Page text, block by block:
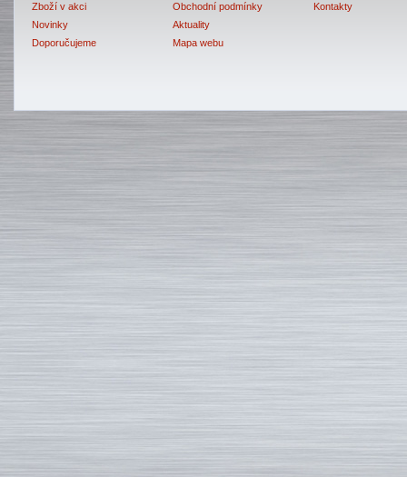
Zboží v akci
Novinky
Doporučujeme
Obchodní podmínky
Aktuality
Mapa webu
Kontakty